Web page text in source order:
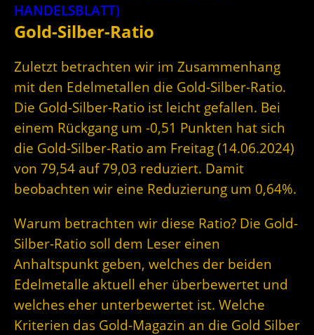
HANDELSBLATT)
Gold-Silber-Ratio
Zuletzt betrachten wir im Zusammenhang
mit den Edelmetallen die Gold-Silber-Ratio.
Die Gold-Silber-Ratio ist leicht gefallen. Bei
einem Rückgang um -0,51 Punkten hat sich
die Gold-Silber-Ratio am Freitag (14.06.2024)
von 79,54 auf 79,03 reduziert. Damit
beobachten wir eine Reduzierung um 0,64%.
Warum betrachten wir diese Ratio? Die Gold-
Silber-Ratio soll dem Leser einen
Anhaltspunkt geben, welches der beiden
Edelmetalle aktuell eher überbewertet und
welches eher unterbewertet ist. Welche
Kriterien das Gold-Magazin an die Gold Silber